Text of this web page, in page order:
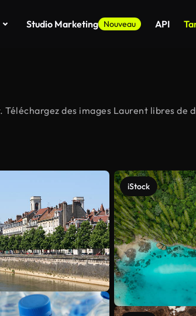
Studio Marketing Nouveau API
des images Laurent libres de
iStock